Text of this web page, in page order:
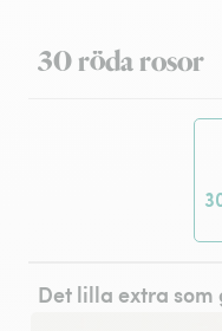
30 röda rosor
Det lilla extra som